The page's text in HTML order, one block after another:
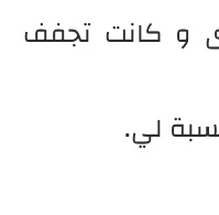
و كانت تجفف
لي.